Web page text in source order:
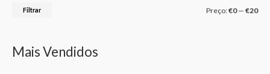
Filtrar Preço:€0— €20
Mais Vendidos